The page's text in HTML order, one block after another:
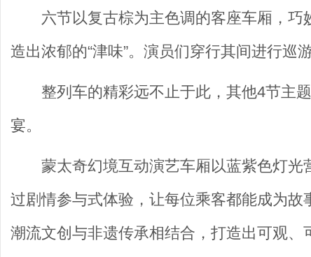
六节以复古棕为主色调的客座车厢，
造出浓郁的“津味”。演员们穿行其间进行巡
整列车的精彩远不止于此，其他4节主
宴。
蒙太奇幻境互动演艺车厢以蓝紫色灯光
过剧情参与式体验，让每位乘客都能成为
潮流文创与非遗传承相结合，打造出可观